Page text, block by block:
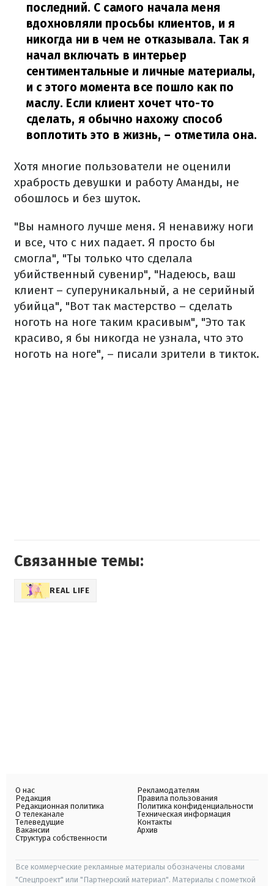
последний. С самого начала меня
вдохновляли просьбы клиентов, и я
никогда ни в чем не отказывала. Так я
начал включать в интерьер
сентиментальные и личные материалы,
и с этого момента все пошло как по
маслу. Если клиент хочет что-то
сделать, я обычно нахожу способ
воплотить это в жизнь, – отметила она.
Хотя многие пользователи не оценили
храбрость девушки и работу Аманды, не
обошлось и без шуток.
"Вы намного лучше меня. Я ненавижу ноги
и все, что с них падает. Я просто бы
смогла", "Ты только что сделала
убийственный сувенир", "Надеюсь, ваш
клиент – суперуникальный, а не серийный
убийца", "Вот так мастерство – сделать
ноготь на ноге таким красивым", "Это так
красиво, я бы никогда не узнала, что это
ноготь на ноге", – писали зрители в тикток.
Связанные темы:
REAL LIFE
О нас
Редакция
Редакционная политика
О телеканале
Телеведущие
Вакансии
Структура собственности
Рекламодателям
Правила пользования
Политика конфиденциальности
Техническая информация
Контакты
Архив
Все коммерческие рекламные материалы обозначены словами
"Спецпроект" или "Партнерский материал". Материалы с пометкой